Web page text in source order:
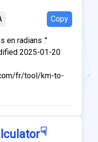
Copy
en radians ."
2025-01-20
fr/tool/km-to-
☟